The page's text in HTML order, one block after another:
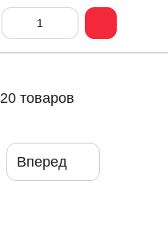
товаров
Вперед